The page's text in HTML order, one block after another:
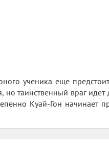
ученика еще
таинственный враг
Куай-Гон начинает